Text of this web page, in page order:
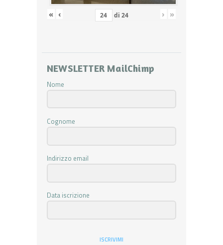
« ‹ di 24 › »
NEWSLETTER MailChimp
Nome
Cognome
Indirizzo email
Data iscrizione
ISCRIVIMI